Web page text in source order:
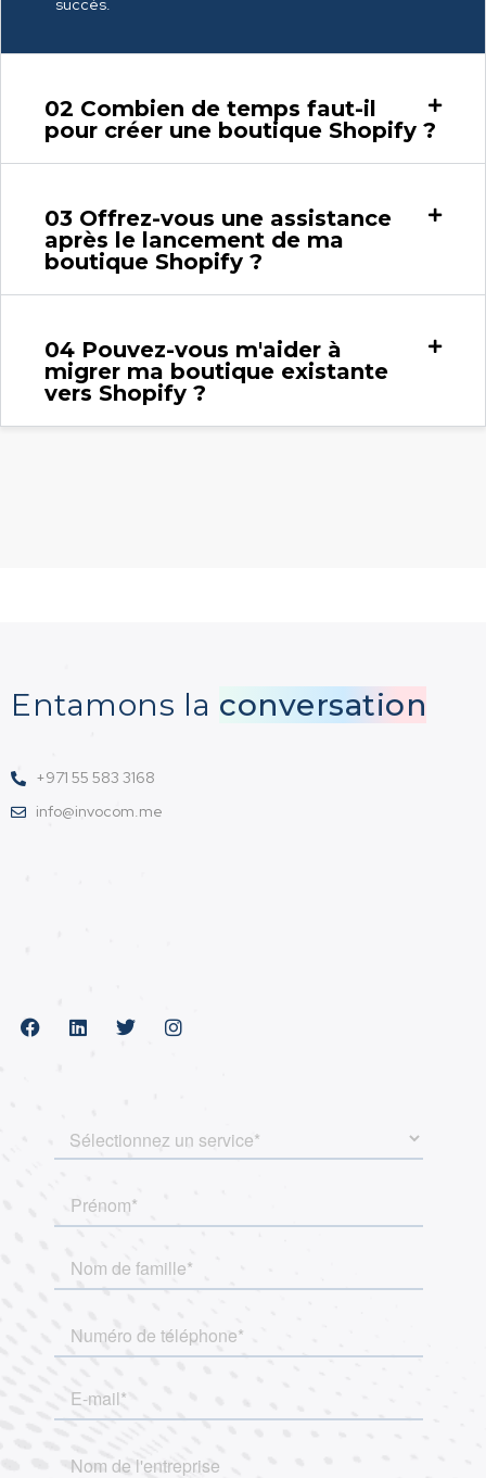
succès.
02 Combien de temps faut-il
pour créer une boutique Shopify ?
03 Offrez-vous une assistance
après le lancement de ma
boutique Shopify ?
04 Pouvez-vous m'aider à
migrer ma boutique existante
vers Shopify ?
Entamons la conversation
+971 55 583 3168
info@invocom.me